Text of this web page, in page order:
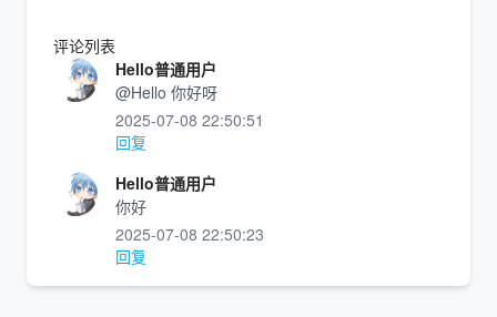
评论列表
Hello普通用户
@Hello 你好呀
2025-07-08 22:50:51
回复
Hello普通用户
你好
2025-07-08 22:50:23
回复